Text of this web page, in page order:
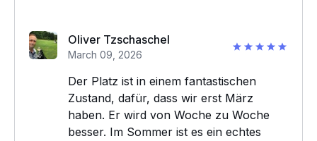
Oliver Tzschaschel
March 09, 2026
Der Platz ist in einem fantastischen
Zustand, dafür, dass wir erst März
haben. Er wird von Woche zu Woche
besser. Im Sommer ist es ein echtes